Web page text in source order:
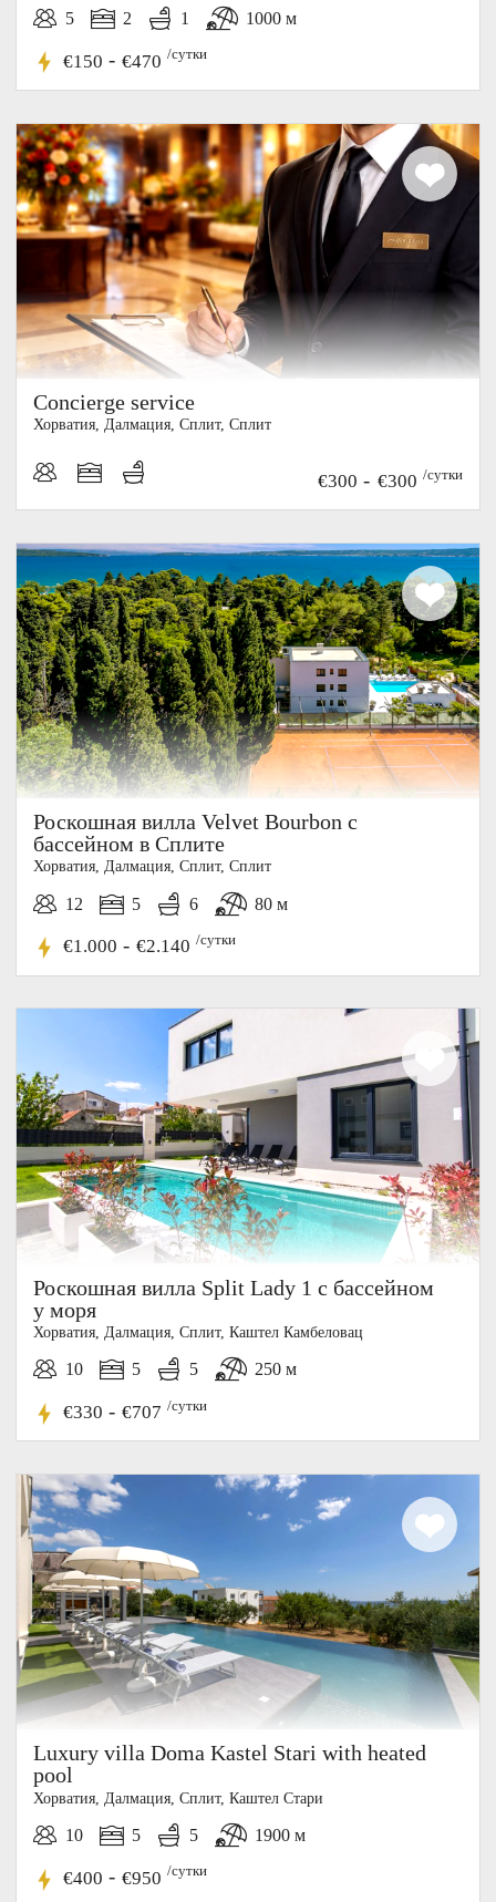
20%
СКИДКА
5 2 1 1000 м
€150 - €470 /сутки
Concierge service
Хорватия, Далмация, Cплит, Сплит
€300 - €300 /сутки
Роскошная вилла Velvet Bourbon с
бассейном в Сплите
Хорватия, Далмация, Cплит, Сплит
12 5 6 80 м
€1.000 - €2.140 /сутки
Роскошная вилла Split Lady 1 с бассейном
у моря
Хорватия, Далмация, Cплит, Каштел Камбеловац
10 5 5 250 м
€330 - €707 /сутки
Luxury villa Doma Kastel Stari with heated
pool
Хорватия, Далмация, Cплит, Каштел Стари
10 5 5 1900 м
€400 - €950 /сутки